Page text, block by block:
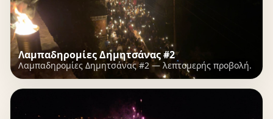
Λαμπαδηρομίες Δημητσάνας #2
Λαμπαδηρομίες Δημητσάνας #2 — λεπτομερής προβολή.